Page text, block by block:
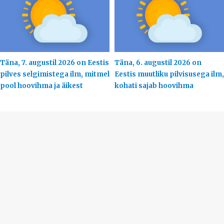
Täna, 7. augustil 2026 on Eestis
pilves selgimistega ilm, mitmel
pool hoovihma ja äikest
Täna, 6. augustil 2026 on
Eestis muutliku pilvisusega ilm,
kohati sajab hoovihma